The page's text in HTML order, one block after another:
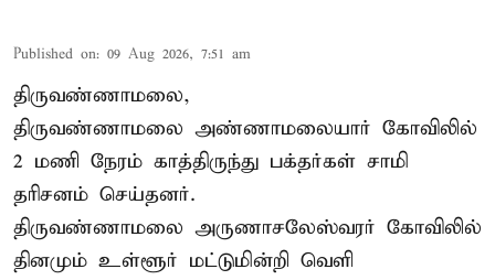
Published on: 09 Aug 2026, 7:51 am
திருவண்ணாமலை,
திருவண்ணாமலை அண்ணாமலையார் கோவிலில்
2 மணி நேரம் காத்திருந்து பக்தர்கள் சாமி
தரிசனம் செய்தனர்.
திருவண்ணாமலை அருணாசலேஸ்வரர் கோவிலில்
தினமும் உள்ளூர் மட்டுமின்றி வெளி